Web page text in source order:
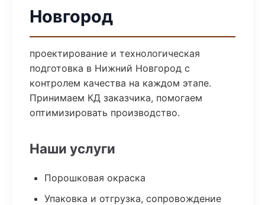
Новгород
проектирование и технологическая
подготовка в Нижний Новгород с
контролем качества на каждом этапе.
Принимаем КД заказчика, помогаем
оптимизировать производство.
Наши услуги
Порошковая окраска
Упаковка и отгрузка, сопровождение